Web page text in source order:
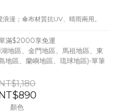
漫；傘布材質抗UV、晴雨兩用。
滿$2000享免運
地區、金門地區、馬祖地區、東
地區、蘭嶼地區、琉球地區)-單筆
顏色